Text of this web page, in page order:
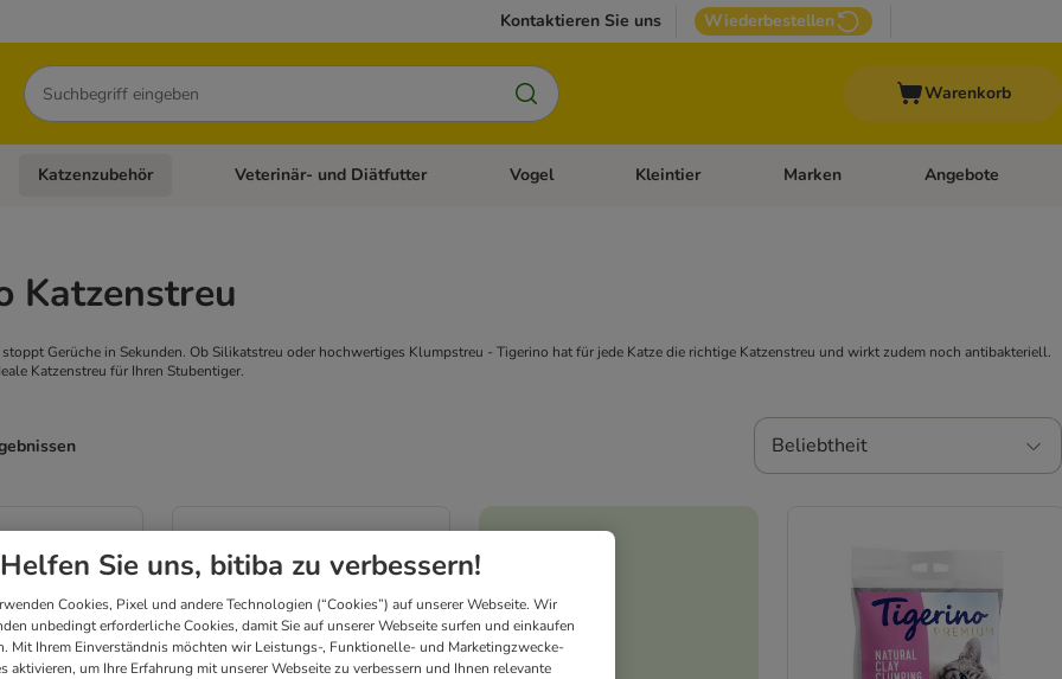
Kontaktieren Sie uns Wiederbestellen
Suchen
Warenkorb
Hundezubehör
Kategorie-Menü öffnen: Katzenfutter
Katzenzubehör Kategorie-Menü öffnen: Katzenzubehör
Veterinär- und Diätfutter Kategorie-Menü öffnen: Veterinär- und Diätfutter
Vogel Kategorie-Menü öffnen: Vogel
Kleintier Kategorie-Menü öffnen: Kleintier
Marken Kategorie-Menü
Angebote
Katzenstreu
Gerüche in Sekunden. Ob Silikatstreu oder hochwertiges Klumpstreu - Tigerino hat für jede Katze die richtige Katzenstreu und wirkt zudem noch antibakteriell.
Katzenstreu für Ihren Stubentiger.
Beliebtheit
Helfen Sie uns, bitiba zu verbessern!
Cookies, Pixel und andere Technologien (“Cookies”) auf unserer Webseite. Wir
unbedingt erforderliche Cookies, damit Sie auf unserer Webseite surfen und einkaufen
Mit Ihrem Einverständnis möchten wir Leistungs-, Funktionelle- und Marketingzwecke-
aktivieren, um Ihre Erfahrung mit unserer Webseite zu verbessern und Ihnen relevante